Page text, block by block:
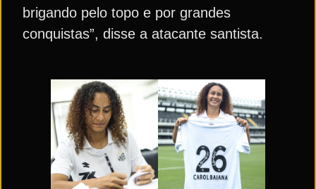
brigando pelo topo e por grandes
conquistas”, disse a atacante santista.